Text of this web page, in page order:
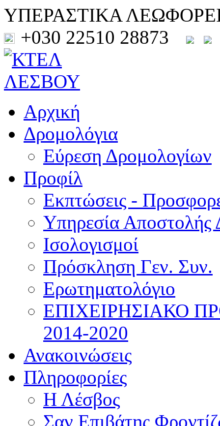
ΥΠΕΡΑΣΤΙΚΑ
+030 22510 28873
Αρχική
Δρομολόγια
Εύρεση Δρομολογίων
Προφίλ
Εκπτώσεις -
Υπηρεσία Αποστολής
Ισολογισμοί
Πρόσκληση Γεν. Συν.
Ερωτηματολόγιο
ΕΠΙΧΕΙΡΗΣΙΑΚΟ
2014-2020
Ανακοινώσεις
Πληροφορίες
Η Λέσβος
Σαν Επιβάτης